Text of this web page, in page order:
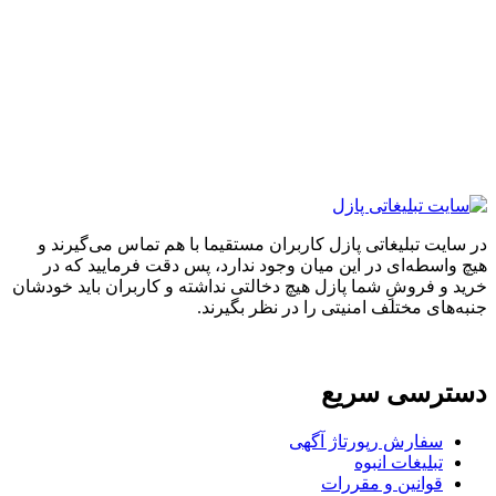
تبلیغاتی پازل کاربران مستقیما با هم تماس می‌گیرند و
در این میان وجود ندارد، پس دقت فرمایید که در
و فروشِ شما پازل هیچ دخالتی نداشته و کاربران باید خودشان
مختلف امنیتی را در نظر بگیرند.
سریع
سفارش رپورتاژ آگهی
تبلیغات انبوه
قوانین و مقررات